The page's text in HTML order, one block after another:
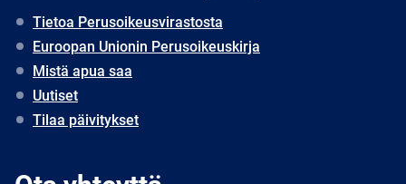
Tietoa Perusoikeusvirastosta
Euroopan Unionin Perusoikeuskirja
Mistä apua saa
Uutiset
Tilaa päivitykset